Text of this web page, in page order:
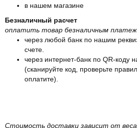
в нашем магазине
Безналичный расчет
оплатить товар безналичным
через любой банк по нашим
счете.
через интернет-банк по QR-коду
(сканируйте код, проверьте
оплатите).
Стоимость доставки зависит от